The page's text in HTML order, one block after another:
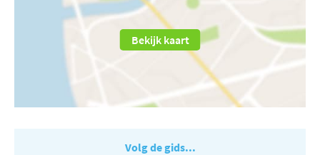
Bekijk kaart
Volg de gids...